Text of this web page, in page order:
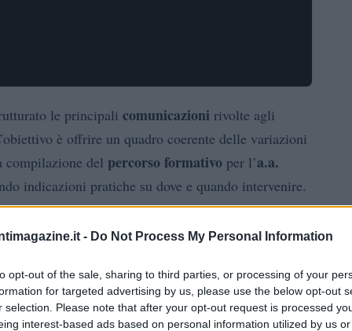
- Do Not Process My Personal Information
opt-out of the sale, sharing to third parties, or processing of your
for targeted advertising by us, please use the below opt-out
selection. Please note that after your opt-out request is processed
interest-based ads based on personal information utilized by us
le principali comunicazioni rivolte agli
è offrire un quadro coerente delle variazioni
compilazione del percorso formativo per l’a.a.
indicazioni pratiche su dove e quando intervenire.
appelli, con tutte le informazioni necessarie per
relativi alle singole materie, gli orari
ilpercorso formativo. È consigliabile
eventuali comunicazioni aggiuntive tramite i